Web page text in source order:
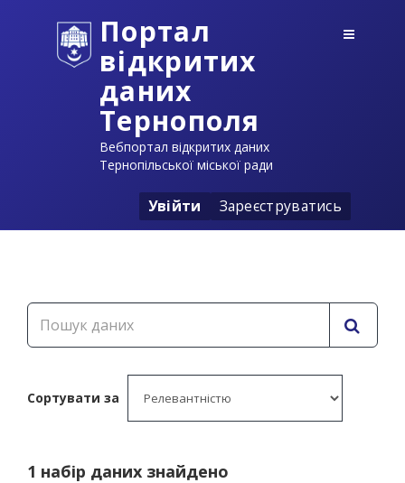
Портал
відкритих
даних
Тернополя
Вебпортал відкритих даних
Тернопільської міської ради
Увійти Зареєструватись
Сортувати за
1 набір даних знайдено